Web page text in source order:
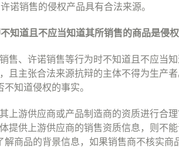
诺销售的侵权产品具有合法来源。
知道且不应当知道其所销售的商品是侵
售、许诺销售等行为时不知道且不应当
，且主张合法来源抗辩的主体不得为生产
知道侵权的事实。
上游供应商或产品制造商的资质进行合
提供上游供应商的销售资质信息，则不
解商品的背景信息，如果销售商不核实